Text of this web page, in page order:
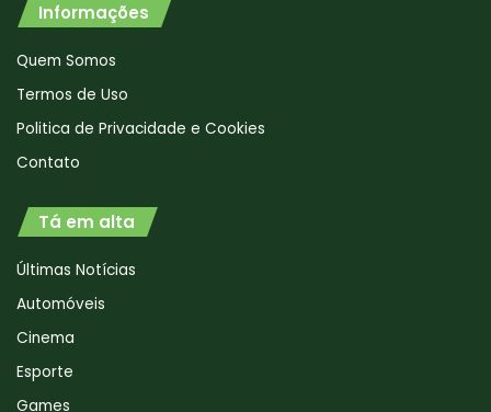
Informações
Quem Somos
Termos de Uso
Politica de Privacidade e Cookies
Contato
Tá em alta
Últimas Notícias
Automóveis
Cinema
Esporte
Games